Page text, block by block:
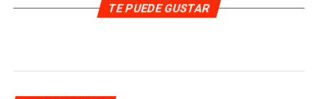
TE PUEDE GUSTAR